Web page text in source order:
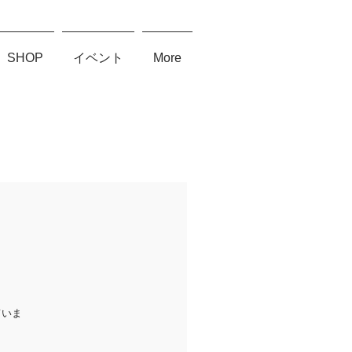
SHOP イベント More
ま